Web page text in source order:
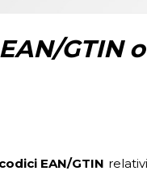
GTIN
codici EAN/GTIN